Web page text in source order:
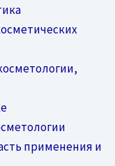
применения и